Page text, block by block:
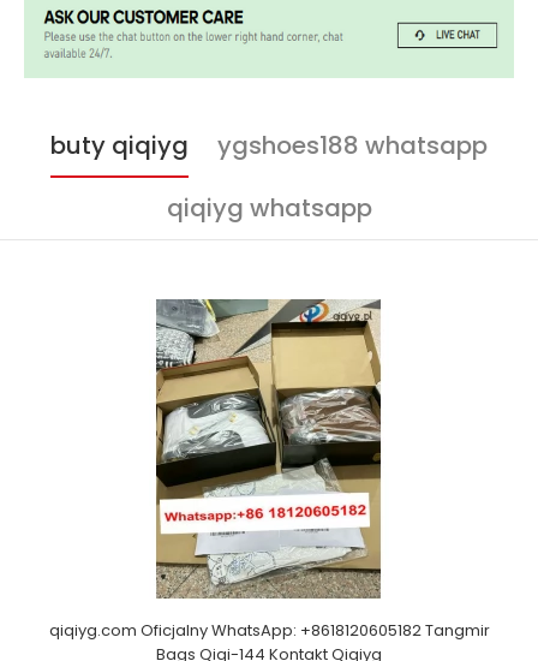
buty qiqiyg
ygshoes188 whatsapp
qiqiyg whatsapp
qiqiyg.com Oficjalny WhatsApp: +8618120605182 Tangmir
Bags Qiqi-144 Kontakt Qiqiyg